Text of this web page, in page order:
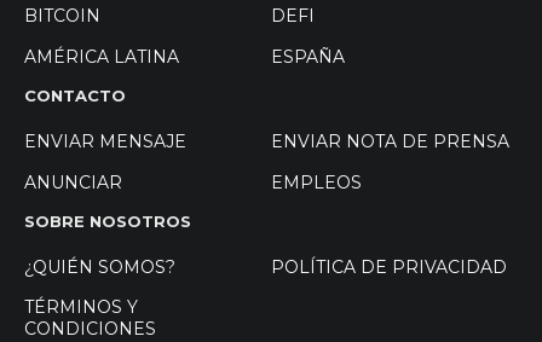
BITCOIN
DEFI
AMÉRICA LATINA
ESPAÑA
CONTACTO
ENVIAR MENSAJE
ENVIAR NOTA DE PRENSA
ANUNCIAR
EMPLEOS
SOBRE NOSOTROS
¿QUIÉN SOMOS?
POLÍTICA DE PRIVACIDAD
TÉRMINOS Y
CONDICIONES